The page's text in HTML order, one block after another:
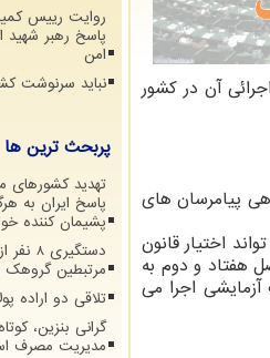
آن در کشور
پیامرسان های
اختیار قانون
هفتاد و دوم به
اجرا می
روایت رییس
پاسخ رهبر شهید
امن
نباید سرنوشت
پربحث ترین ها
تهدید کشورهای
پاسخ ایران به
پشیمان کننده
مرتبطین گروهک
تلاقی دو اراده
گرانی بنزین،
مدیریت مصرف